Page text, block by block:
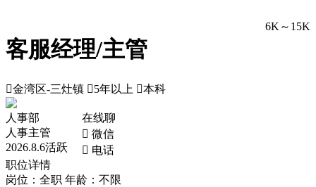
客服经理/主管
6K～15K
金湾区-三灶镇 5年以上 本科
人事部
人事主管
2026.8.6活跃
在线聊
 微信
 电话
职位详情
岗位：全职 年龄：不限